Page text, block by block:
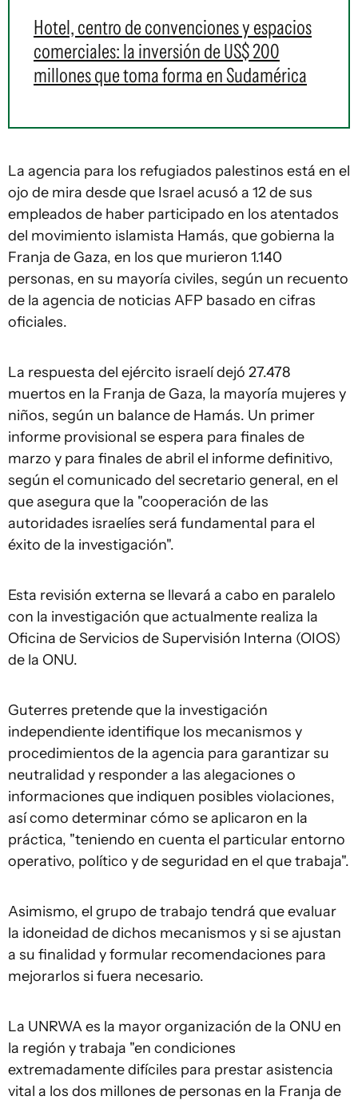
Hotel, centro de convenciones y espacios
comerciales: la inversión de US$ 200
millones que toma forma en Sudamérica
La agencia para los refugiados palestinos está en el
ojo de mira desde que Israel acusó a 12 de sus
empleados de haber participado en los atentados
del movimiento islamista Hamás, que gobierna la
Franja de Gaza, en los que murieron 1.140
personas, en su mayoría civiles, según un recuento
de la agencia de noticias AFP basado en cifras
oficiales.
La respuesta del ejército israelí dejó 27.478
muertos en la Franja de Gaza, la mayoría mujeres y
niños, según un balance de Hamás. Un primer
informe provisional se espera para finales de
marzo y para finales de abril el informe definitivo,
según el comunicado del secretario general, en el
que asegura que la "cooperación de las
autoridades israelíes será fundamental para el
éxito de la investigación".
Esta revisión externa se llevará a cabo en paralelo
con la investigación que actualmente realiza la
Oficina de Servicios de Supervisión Interna (OIOS)
de la ONU.
Guterres pretende que la investigación
independiente identifique los mecanismos y
procedimientos de la agencia para garantizar su
neutralidad y responder a las alegaciones o
informaciones que indiquen posibles violaciones,
así como determinar cómo se aplicaron en la
práctica, "teniendo en cuenta el particular entorno
operativo, político y de seguridad en el que trabaja".
Asimismo, el grupo de trabajo tendrá que evaluar
la idoneidad de dichos mecanismos y si se ajustan
a su finalidad y formular recomendaciones para
mejorarlos si fuera necesario.
La UNRWA es la mayor organización de la ONU en
la región y trabaja "en condiciones
extremadamente difíciles para prestar asistencia
vital a los dos millones de personas en la Franja de